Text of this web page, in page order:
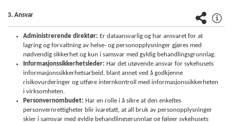
Kvalitet -
pasientsikkerhet
HR og
personal
Arbeidsmiljø
- HMS
Juridisk
3. Ansvar
Administrerende direktør: Er dataansvarlig og har ansvaret for at
lagring og forvaltning av helse- og personopplysninger gjøres med
nødvendig sikkerhet og kun i samsvar med gyldig behandlingsgrunnlag.
Informasjonssikkerhetsleder: Har det utøvende ansvar for sykehusets
informasjonssikkerhetsarbeid, blant annet ved å godkjenne
risikovurderinger og utføre internkontroll med informasjonssikkerheten
i virksomheten.
Personvernombudet: Har en rolle i å sikre at den enkeltes
personvernrettigheter blir ivaretatt, at all bruk av personopplysninger
skjer i samsvar med gyldig behandlingsgrunnlag og følger sykehusets